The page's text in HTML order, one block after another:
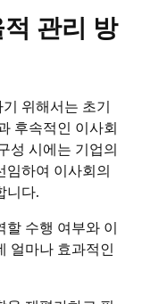
관리 방
위해서는 초기
후속적인 이사회
성 시에는 기업의
임하여 이사회의
니다.
할 수행 여부와 이
얼마나 효과적인